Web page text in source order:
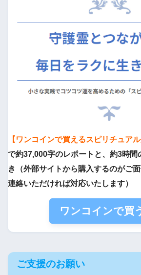
【ワンコインで買えるスピリチュア
で約37,000字のレポートと、約3時間
き（外部サイトから購入するのがご
連絡いただければ対応いたします）
ワンコインで買
ご支援のお願い